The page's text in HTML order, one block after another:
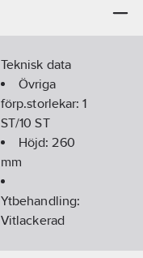
Teknisk data
Övriga
förp.storlekar:1
ST/10 ST
Höjd:260
mm
Ytbehandling:
Vitlackerad